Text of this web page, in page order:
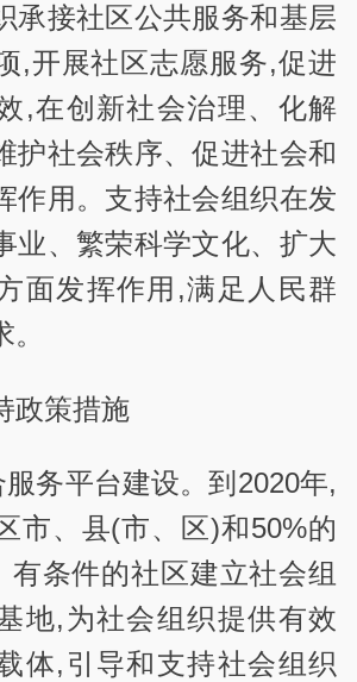
承接社区公共服务和基层
,开展社区志愿服务,促进
,在创新社会治理、化解
护社会秩序、促进社会和
作用。支持社会组织在发
业、繁荣科学文化、扩大
面发挥作用,满足人民群
政策措施
务平台建设。到2020年,
市、县(市、区)和50%的
有条件的社区建立社会组
地,为社会组织提供有效
体,引导和支持社会组织